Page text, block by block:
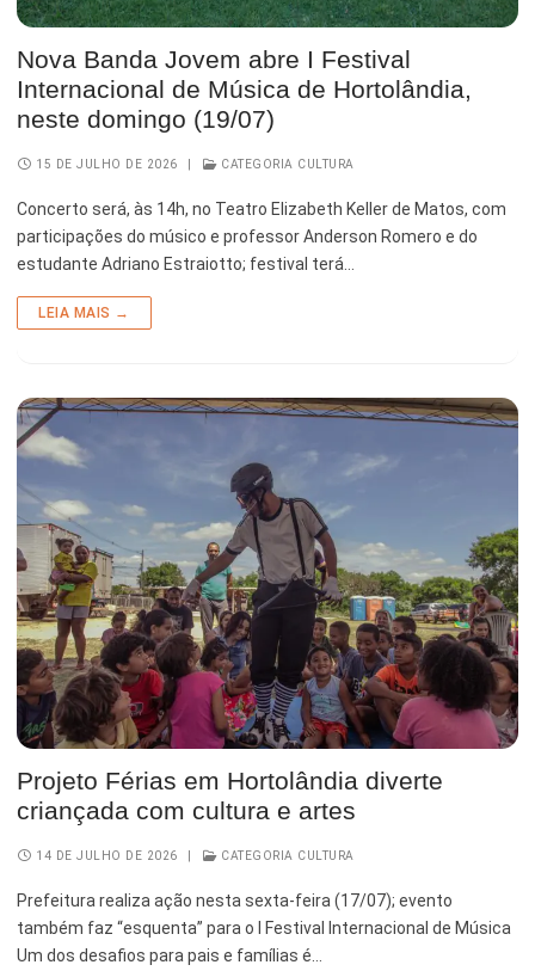
Finanças
Governo
Inclusão e Desenvolvimento Social
Meio Ambiente, Desenvolvimento Sustentável e Assuntos
Climáticos
Planejamento Urbano e Gestão Estratégica
Saúde
Segurança Pública
Serviços Urbanos
Tecnologia e Inovação
Nova Banda Jovem abre I Festival
Internacional de Música de Hortolândia,
neste domingo (19/07)
15 DE JULHO DE 2026 CATEGORIA CULTURA
Concerto será, às 14h, no Teatro Elizabeth Keller de Matos, com
participações do músico e professor Anderson Romero e do
estudante Adriano Estraiotto; festival terá…
LEIA MAIS →
Projeto Férias em Hortolândia diverte
criançada com cultura e artes
14 DE JULHO DE 2026 CATEGORIA CULTURA
Prefeitura realiza ação nesta sexta-feira (17/07); evento
também faz “esquenta” para o I Festival Internacional de Música
Um dos desafios para pais e famílias é…